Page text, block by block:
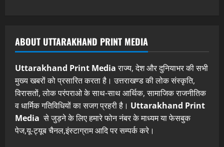
ABOUT UTTARAKHAND PRINT MEDIA
Uttarakhand Print Mediaराज्य, देश और दुनियाभर की सभी
मुख्य खबरों को प्रसारित करता है। उत्तराखण्ड की लोक संस्कृति,
विरासतों, लोक परंपराओ के साथ-साथ आर्थिक, सामाजिक राजनीतिक
व धार्मिक गतिविधियों का सजग प्रहरी है। Uttarakhand Print
Media से जुड़ने के लिए हमारे फोन नंबर के माध्यम या फेसबुक
पेज,यू-ट्यूब चैनल,इंस्टाग्राम आदि पर सम्पर्क करे।